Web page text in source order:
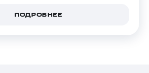
ПОДРОБНЕЕ